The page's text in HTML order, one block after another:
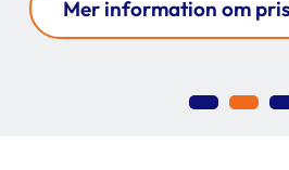
Mer information om